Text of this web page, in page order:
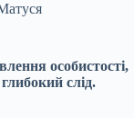
особистості,
слід.